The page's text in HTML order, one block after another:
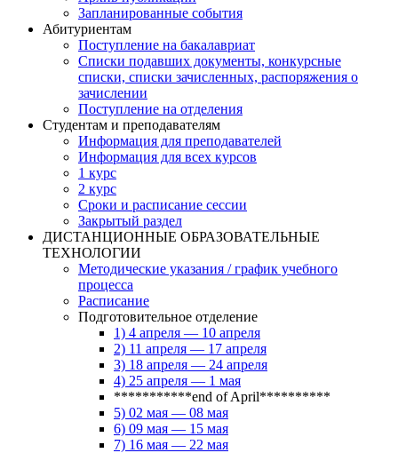
Запланированные события
Абитуриентам
Поступление на бакалавриат
Списки подавших документы, конкурсные
списки, списки зачисленных, распоряжения о
зачислении
Поступление на отделения
Студентам и преподавателям
Информация для преподавателей
Информация для всех курсов
1 курс
2 курс
Сроки и расписание сессии
Закрытый раздел
ДИСТАНЦИОННЫЕ ОБРАЗОВАТЕЛЬНЫЕ
ТЕХНОЛОГИИ
Методические указания / график учебного
процесса
Расписание
Подготовительное отделение
1) 4 апреля — 10 апреля
2) 11 апреля — 17 апреля
3) 18 апреля — 24 апреля
4) 25 апреля — 1 мая
***********end of April**********
5) 02 мая — 08 мая
6) 09 мая — 15 мая
7) 16 мая — 22 мая